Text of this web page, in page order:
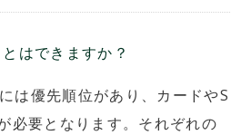
はできますか？
は優先順位があり、カードやS
必要となります。それぞれの